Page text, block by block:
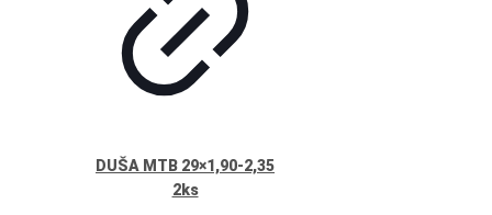
DUŠA MTB 29×1,90-2,35
2ks